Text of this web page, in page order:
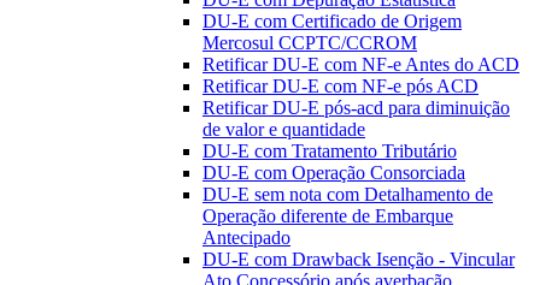
DU-E com Certificado de Origem
Mercosul CCPTC/CCROM
Retificar DU-E com NF-e Antes do ACD
Retificar DU-E com NF-e pós ACD
Retificar DU-E pós-acd para diminuição
de valor e quantidade
DU-E com Tratamento Tributário
DU-E com Operação Consorciada
DU-E sem nota com Detalhamento de
Operação diferente de Embarque
Antecipado
DU-E com Drawback Isenção - Vincular
Ato Concessório após averbação